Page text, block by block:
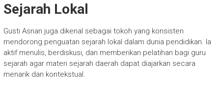
Sejarah Lokal
Gusti Asnan juga dikenal sebagai tokoh yang konsisten
mendorong penguatan sejarah lokal dalam dunia pendidikan. Ia
aktif menulis, berdiskusi, dan memberikan pelatihan bagi guru
sejarah agar materi sejarah daerah dapat diajarkan secara
menarik dan kontekstual.